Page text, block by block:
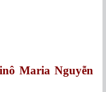
Maria Nguyễn